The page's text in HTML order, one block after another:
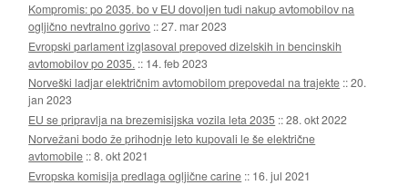
Kompromis: po 2035. bo v EU dovoljen tudi nakup avtomobilov na
ogljično nevtralno gorivo ::27. mar 2023
Evropski parlament izglasoval prepoved dizelskih in bencinskih
avtomobilov po 2035. :: 14. feb 2023
Norveški ladjar električnim avtomobilom prepovedal na trajekte ::20.
jan 2023
EU se pripravlja na brezemisijska vozila leta 2035 ::28. okt 2022
Norvežani bodo že prihodnje leto kupovali le še električne
avtomobile ::8. okt 2021
Evropska komisija predlaga ogljične carine :: 16. jul 2021